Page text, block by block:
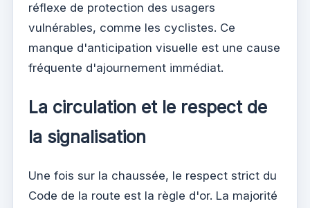
réflexe de protection des usagers
vulnérables, comme les cyclistes. Ce
manque d'anticipation visuelle est une cause
fréquente d'ajournement immédiat.
La circulation et le respect de
la signalisation
Une fois sur la chaussée, le respect strict du
Code de la route est la règle d'or. La majorité